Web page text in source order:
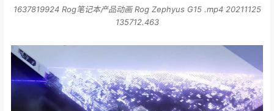
135712.463